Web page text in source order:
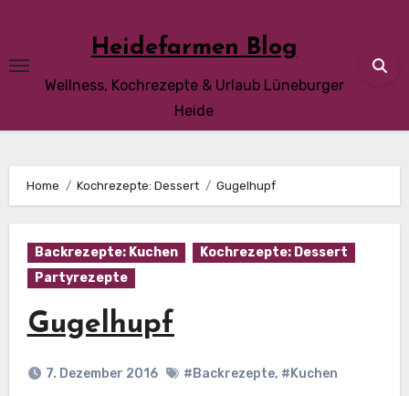
content
Heidefarmen Blog
Wellness, Kochrezepte & Urlaub Lüneburger
Heide
Home Kochrezepte: Dessert Gugelhupf
Backrezepte: Kuchen
Kochrezepte: Dessert
Partyrezepte
Gugelhupf
7. Dezember 2016 #Backrezepte, #Kuchen